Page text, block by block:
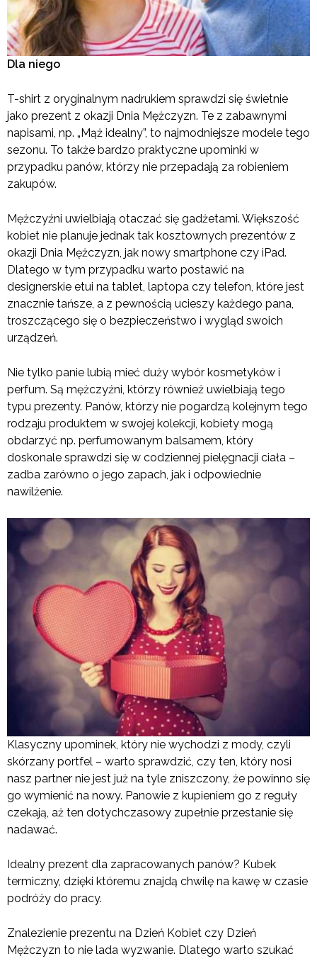
Dla niego
T-shirt z oryginalnym nadrukiem sprawdzi się świetnie
jako prezent z okazji Dnia Mężczyzn. Te z zabawnymi
napisami, np. „Mąż idealny”, to najmodniejsze modele tego
sezonu. To także bardzo praktyczne upominki w
przypadku panów, którzy nie przepadają za robieniem
zakupów.
Mężczyźni uwielbiają otaczać się gadżetami. Większość
kobiet nie planuje jednak tak kosztownych prezentów z
okazji Dnia Mężczyzn, jak nowy smartphone czy iPad.
Dlatego w tym przypadku warto postawić na
designerskie etui na tablet, laptopa czy telefon, które jest
znacznie tańsze, a z pewnością ucieszy każdego pana,
troszczącego się o bezpieczeństwo i wygląd swoich
urządzeń.
Nie tylko panie lubią mieć duży wybór kosmetyków i
perfum. Są mężczyźni, którzy również uwielbiają tego
typu prezenty. Panów, którzy nie pogardzą kolejnym tego
rodzaju produktem w swojej kolekcji, kobiety mogą
obdarzyć np. perfumowanym balsamem, który
doskonale sprawdzi się w codziennej pielęgnacji ciała –
zadba zarówno o jego zapach, jak i odpowiednie
nawilżenie.
Klasyczny upominek, który nie wychodzi z mody, czyli
skórzany portfel – warto sprawdzić, czy ten, który nosi
nasz partner nie jest już na tyle zniszczony, że powinno się
go wymienić na nowy. Panowie z kupieniem go z reguły
czekają, aż ten dotychczasowy zupełnie przestanie się
nadawać.
Idealny prezent dla zapracowanych panów? Kubek
termiczny, dzięki któremu znajdą chwilę na kawę w czasie
podróży do pracy.
Znalezienie prezentu na Dzień Kobiet czy Dzień
Mężczyzn to nie lada wyzwanie. Dlatego warto szukać